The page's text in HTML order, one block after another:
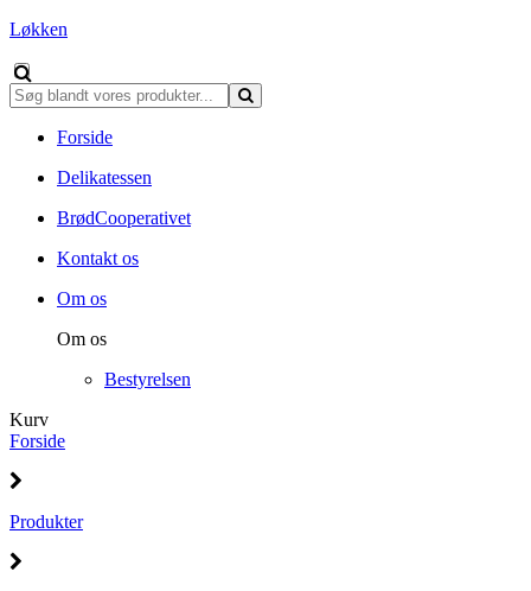
Løkken
Forside
Delikatessen
BrødCooperativet
Kontakt os
Om os
Om os
Bestyrelsen
Kurv
Forside
Produkter